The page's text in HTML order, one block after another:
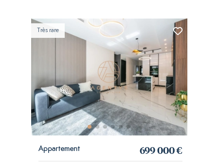
Très rare
Appartement 699 000 €